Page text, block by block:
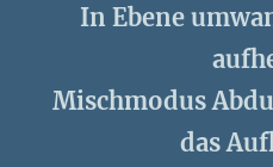
In Ebene
Mischmodus
das